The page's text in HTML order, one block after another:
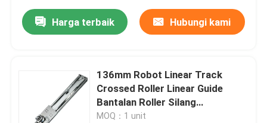
Tur Pabrik
Kontrol kualitas
Hubungi kami
Harga terbaik Hubungi kami
136mm Robot Linear Track
Crossed Roller Linear Guide
Bantalan Roller Silang
Berkecepatan Tinggi
MOQ：1 unit